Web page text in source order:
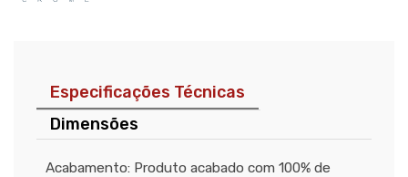
Especificações Técnicas
Dimensões
Acabamento: Produto acabado com 100% de